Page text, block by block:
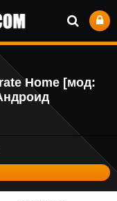
Home [мод: